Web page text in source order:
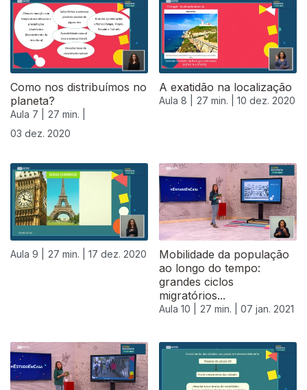
Como nos distribuímos no
planeta?
Aula 7 |
27 min. |
03 dez. 2020
A exatidão na localização
Aula 8 | 27 min. | 10 dez. 2020
Aula 9 | 27 min. | 17 dez. 2020
Mobilidade da população
ao longo do tempo:
grandes ciclos
migratórios...
Aula 10 | 27 min. | 07 jan. 2021
519237